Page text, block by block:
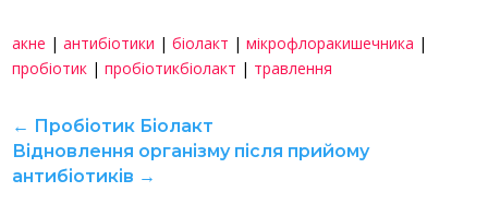
акне |антибіотики |біолакт |мікрофлоракишечника |
пробіотик |пробіотикбіолакт | травлення
← Пробіотик Біолакт
Відновлення організму після прийому
антибіотиків →